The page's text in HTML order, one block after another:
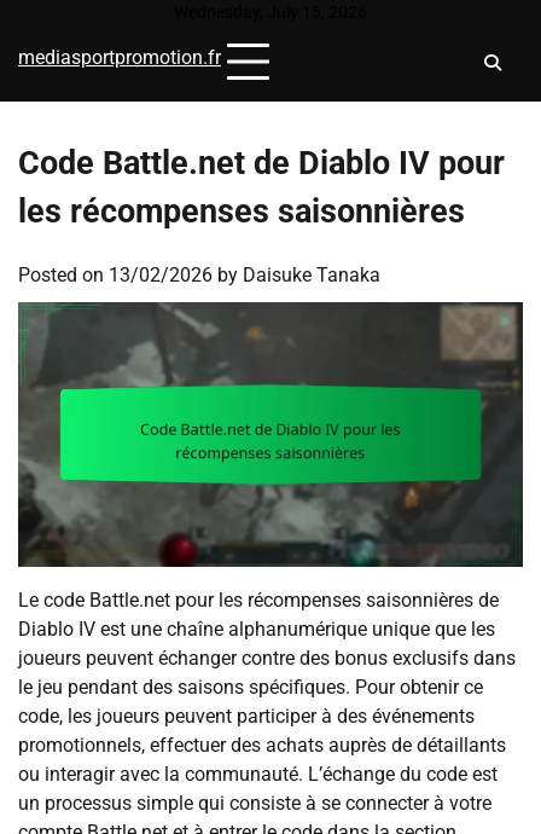
content
mediasportpromotion.fr
Code Battle.net de Diablo IV pour
les récompenses saisonnières
Posted on 13/02/2026 by Daisuke Tanaka
Le code Battle.net pour les récompenses saisonnières de
Diablo IV est une chaîne alphanumérique unique que les
joueurs peuvent échanger contre des bonus exclusifs dans
le jeu pendant des saisons spécifiques. Pour obtenir ce
code, les joueurs peuvent participer à des événements
promotionnels, effectuer des achats auprès de détaillants
ou interagir avec la communauté. L’échange du code est
un processus simple qui consiste à se connecter à votre